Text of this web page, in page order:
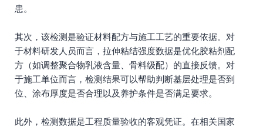
患。
其次，该检测是验证材料配方与施工工艺的重要依据。对
于材料研发人员而言，拉伸粘结强度数据是优化胶粘剂配
方（如调整聚合物乳液含量、骨料级配）的直接反馈。对
于施工单位而言，检测结果可以帮助判断基层处理是否到
位、涂布厚度是否合理以及养护条件是否满足要求。
此外，检测数据是工程质量验收的客观凭证。在相关国家